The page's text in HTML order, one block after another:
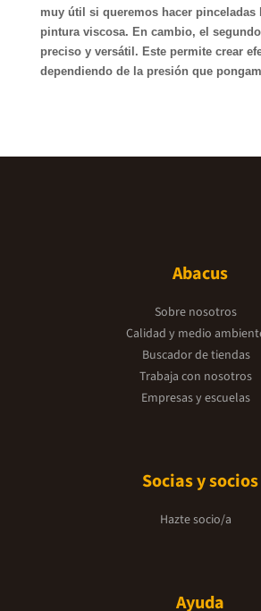
muy útil si queremos hacer pinceladas
pintura viscosa. En cambio, el
preciso y versátil. Este permite crear
dependiendo de la presión que
Abacus
Sobre nosotros
Calidad y medio
Buscador de tiendas
Trabaja con nosotros
Empresas y escuelas
Socias y socios
Hazte socio/a
Ayuda